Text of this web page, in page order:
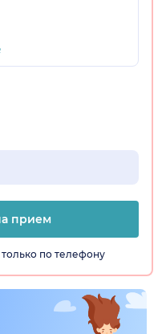
прием
по телефону